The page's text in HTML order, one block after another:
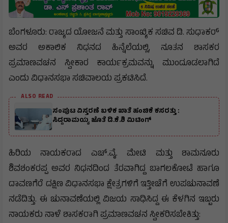
ಬೆಂಗಳೂರು: ರಾಜ್ಯದ ಯೋಜನೆ ಮತ್ತು ಸಾಂಖ್ಯಿಕ ಸಚಿವ ಡಿ. ಸುಧಾಕರ್
ಅವರ ಅಕಾಲಿಕ ನಿಧನದ ಹಿನ್ನೆಲೆಯಲ್ಲಿ, ನೂತನ ಶಾಸಕರ
ಪ್ರಮಾಣವಚನ ಸ್ವೀಕಾರ ಕಾರ್ಯಕ್ರಮವನ್ನು ಮುಂದೂಡಲಾಗಿದೆ
ಎಂದು ವಿಧಾನಸಭಾ ಸಚಿವಾಲಯ ಪ್ರಕಟಿಸಿದೆ.
ALSO READ
ಸಂಪುಟ ವಿಸ್ತರಣೆ ಬಳಿಕ ಖಾತೆ ಹಂಚಿಕೆ ಕಸರತ್ತು :
ಸಿದ್ದರಾಮಯ್ಯ ಜೊತೆ ಡಿ.ಕೆ.ಶಿ ಮಿಟಿಂಗ್
ಹಿರಿಯ ನಾಯಕರಾದ ಎಚ್.ವೈ. ಮೇಟಿ ಮತ್ತು ಶಾಮನೂರು
ಶಿವಶಂಕರಪ್ಪ ಅವರ ನಿಧನದಿಂದ ತೆರವಾಗಿದ್ದ ಬಾಗಲಕೋಟೆ ಹಾಗೂ
ದಾವಣಗೆರೆ ದಕ್ಷಿಣ ವಿಧಾನಸಭಾ ಕ್ಷೇತ್ರಗಳಿಗೆ ಇತ್ತೀಚೆಗೆ ಉಪಚುನಾವಣೆ
ನಡೆದಿತ್ತು. ಈ ಚುನಾವಣೆಯಲ್ಲಿ ವಿಜಯ ಸಾಧಿಸಿದ್ದ ಈ ಕೆಳಗಿನ ಇಬ್ಬರು
ನಾಯಕರು ನಾಳೆ ಶಾಸಕರಾಗಿ ಪ್ರಮಾಣವಚನ ಸ್ವೀಕರಿಸಬೇಕಿತ್ತು: